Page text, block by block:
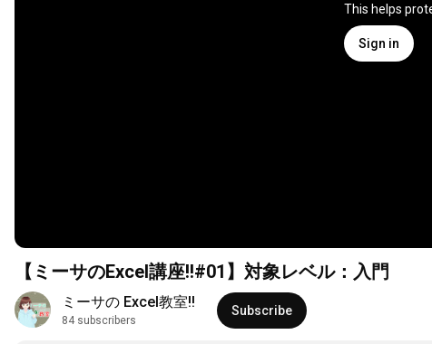
This helps
Sign in
【ミーサのExcel講座!!#01】対象レベル：入門
ミーサの Excel教室!!
84 subscribers
Subscribe